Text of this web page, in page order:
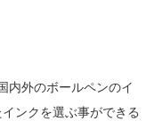
内外のボールペンのイ
ンクを選ぶ事ができる